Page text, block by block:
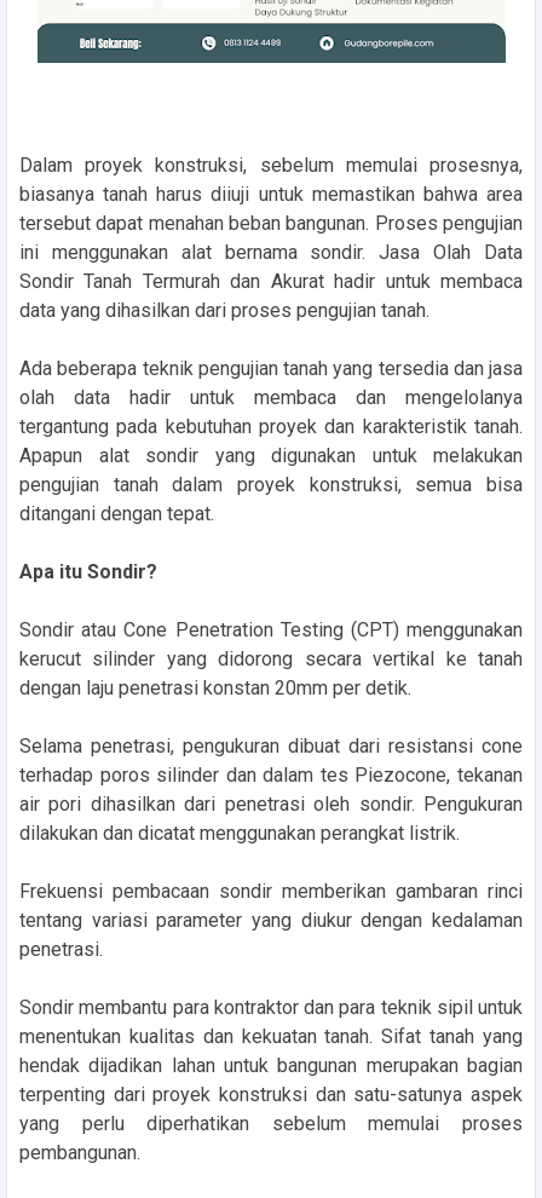
Dalam proyek konstruksi, sebelum memulai prosesnya,
biasanya tanah harus diiuji untuk memastikan bahwa area
tersebut dapat menahan beban bangunan. Proses pengujian
ini menggunakan alat bernama sondir. Jasa Olah Data
Sondir Tanah Termurah dan Akurat hadir untuk membaca
data yang dihasilkan dari proses pengujian tanah.
Ada beberapa teknik pengujian tanah yang tersedia dan jasa
olah data hadir untuk membaca dan mengelolanya
tergantung pada kebutuhan proyek dan karakteristik tanah.
Apapun alat sondir yang digunakan untuk melakukan
pengujian tanah dalam proyek konstruksi, semua bisa
ditangani dengan tepat.
Apa itu Sondir?
Sondir atau Cone Penetration Testing (CPT) menggunakan
kerucut silinder yang didorong secara vertikal ke tanah
dengan laju penetrasi konstan 20mm per detik.
Selama penetrasi, pengukuran dibuat dari resistansi cone
terhadap poros silinder dan dalam tes Piezocone, tekanan
air pori dihasilkan dari penetrasi oleh sondir. Pengukuran
dilakukan dan dicatat menggunakan perangkat listrik.
Frekuensi pembacaan sondir memberikan gambaran rinci
tentang variasi parameter yang diukur dengan kedalaman
penetrasi.
Sondir membantu para kontraktor dan para teknik sipil untuk
menentukan kualitas dan kekuatan tanah. Sifat tanah yang
hendak dijadikan lahan untuk bangunan merupakan bagian
terpenting dari proyek konstruksi dan satu-satunya aspek
yang perlu diperhatikan sebelum memulai proses
pembangunan.